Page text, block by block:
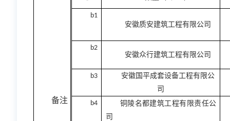
备注
b1
安徽质安建筑工程有限公司
b2
安徽众行建筑工程有限公司
b3
安徽国平成套设备工程有限公
司
b4
铜陵名都建筑工程有限责任公
司